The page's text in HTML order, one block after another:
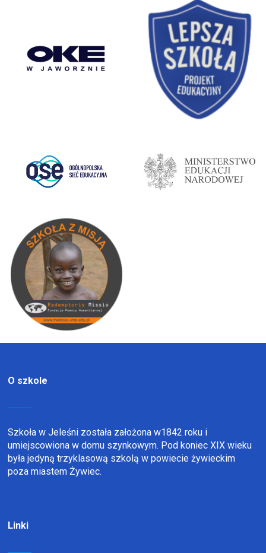
O szkole
Szkoła w Jeleśni została założona w1842 roku i
umiejscowiona w domu szynkowym. Pod koniec XIX wieku
była jedyną trzyklasową szkolą w powiecie żywieckim
poza miastem Żywiec.
Linki